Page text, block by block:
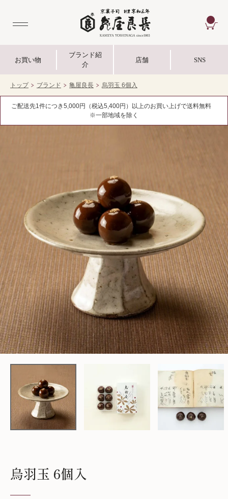
お買い物
ブランド紹
介
店舗 SNS
トップ ブランド 亀屋良長 烏羽玉 6個入
ご配送先1件につき5,000円（税込5,400円）以上のお買い上げで送料無料
※一部地域を除く
烏羽玉 6個入